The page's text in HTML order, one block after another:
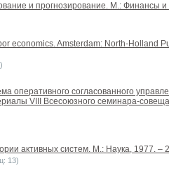
и прогнозирование. М.: Финансы и
economics. Amsterdam: North-Holland
оперативного согласованного
VIII Всесоюзного семинара-
активных систем. М.: Наука, 1977. –
13)